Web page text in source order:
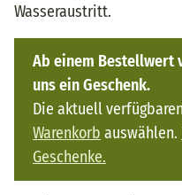
Wasseraustritt.
Ab einem Bestellwert
uns ein Geschenk.
Die aktuell
Warenkorb auswählen.
Geschenke.